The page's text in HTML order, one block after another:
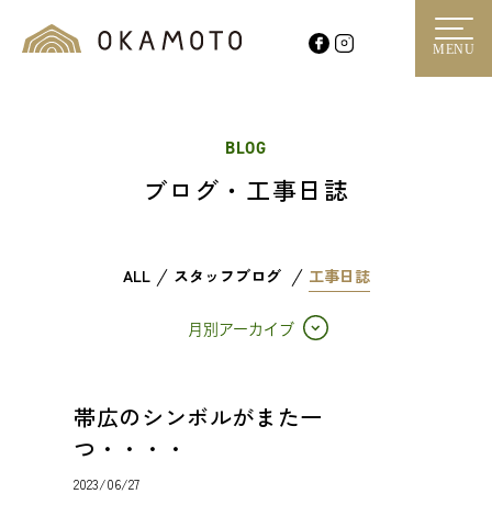
MENU
BLOG
ブログ・工事日誌
ALL スタッフブログ 工事日誌
月別アーカイブ
帯広のシンボルがまた一
つ・・・・
2023/06/27